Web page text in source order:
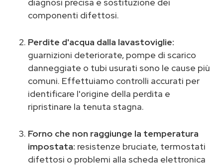
diagnosi precisa e sostituzione dei
componenti difettosi.
Perdite d'acqua dalla lavastoviglie:
guarnizioni deteriorate, pompe di scarico
danneggiate o tubi usurati sono le cause più
comuni. Effettuiamo controlli accurati per
identificare l'origine della perdita e
ripristinare la tenuta stagna.
Forno che non raggiunge la temperatura
impostata: resistenze bruciate, termostati
difettosi o problemi alla scheda elettronica